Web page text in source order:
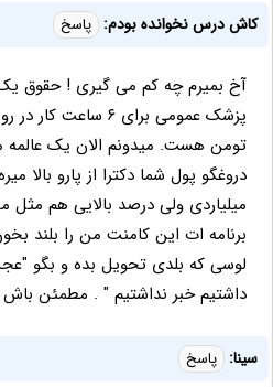
کاش درس نخوانده بودم: پاسخ
آخ بمیرم چه کم می گیری ! حقوق یک
تومن هست. میدونم الان یک عالمه
دروغگو پول شما دکترا از پارو بالا
میلیاردی ولی درصد بالایی هم مثل
برنامه ات این کامنت من را بلند
لوسی که بلدی تحویل بده و بگو
داشتیم خبر نداشتیم " . مطمئن باش
سینا: پاسخ